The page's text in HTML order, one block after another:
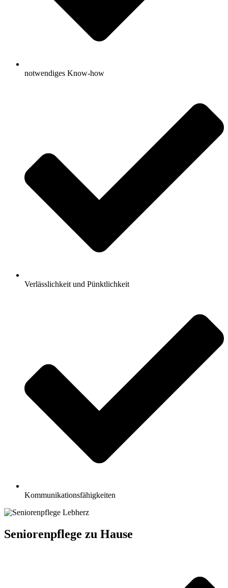
notwendiges Know-how
Verlässlichkeit und Pünktlichkeit
Kommunikationsfähigkeiten
Seniorenpflege zu Hause